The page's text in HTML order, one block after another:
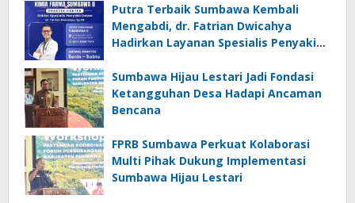
Putra Terbaik Sumbawa Kembali
Mengabdi, dr. Fatrian Dwicahya
Hadirkan Layanan Spesialis Penyakit
Sumbawa Hijau Lestari Jadi Fondasi
Ketangguhan Desa Hadapi Ancaman
Bencana
FPRB Sumbawa Perkuat Kolaborasi
Multi Pihak Dukung Implementasi
Sumbawa Hijau Lestari